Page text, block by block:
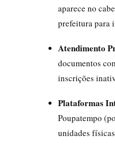
aparece no
prefeitura para
Atendimento
documentos
inscrições
Plataformas
Poupatempo
unidades